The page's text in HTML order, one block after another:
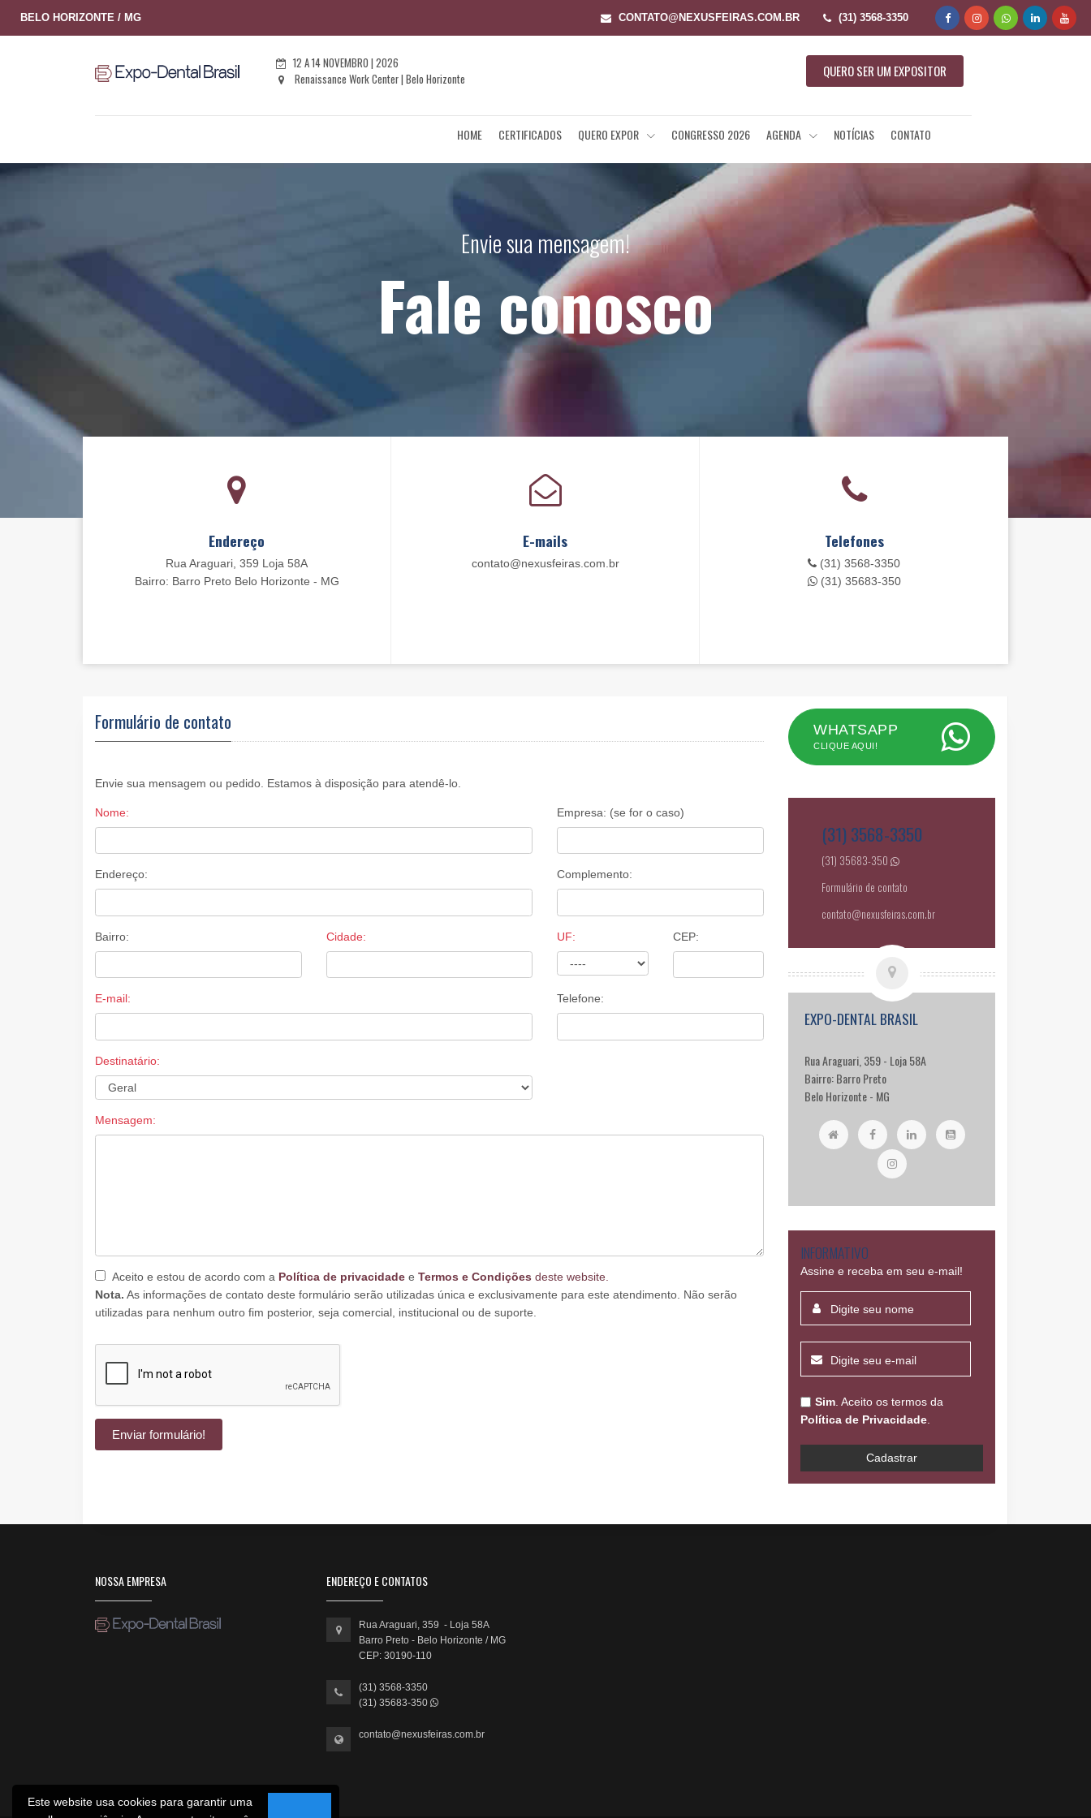
BELO HORIZONTE / MG CONTATO@NEXUSFEIRAS.COM.BR (31) 3568-3350
QUERO SER UM EXPOSITOR
12 A 14 NOVEMBRO | 2026
Renaissance Work Center | Belo Horizonte
HOME CERTIFICADOS QUERO EXPOR CONGRESSO 2026 AGENDA NOTÍCIAS CONTATO
Envie sua mensagem!
Fale conosco
Endereço
Rua Araguari, 359 Loja 58A
Bairro: Barro Preto Belo Horizonte - MG
E-mails
contato@nexusfeiras.com.br
Telefones
(31) 3568-3350
(31) 35683-350
Formulário de contato
Envie sua mensagem ou pedido. Estamos à disposição para atendê-lo.
Nome: Empresa: (se for o caso)
Endereço: Complemento:
Bairro: Cidade: UF: CEP:
E-mail: Telefone:
Destinatário:
Mensagem:
Aceito e estou de acordo com a Política de privacidadee Termos e Condições deste website.
Nota. As informações de contato deste formulário serão utilizadas única e exclusivamente para este atendimento. Não serão
utilizadas para nenhum outro fim posterior, seja comercial, institucional ou de suporte.
Enviar formulário!
WHATSAPP
CLIQUE AQUI!
(31) 3568-3350
(31) 35683-350
Formulário de contato
contato@nexusfeiras.com.br
EXPO-DENTAL BRASIL
Rua Araguari, 359 - Loja 58A
Bairro: Barro Preto
Belo Horizonte - MG
INFORMATIVO
Assine e receba em seu e-mail!
Sim . Aceito os termos da
Política de Privacidade
Cadastrar
NOSSA EMPRESA ENDEREÇO E CONTATOS
Rua Araguari, 359 - Loja 58A
Barro Preto - Belo Horizonte / MG
CEP: 30190-110
(31) 3568-3350
(31) 35683-350
contato@nexusfeiras.com.br
Este website usa cookies para garantir uma